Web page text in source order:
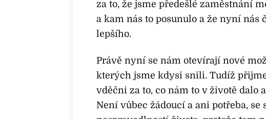
za to, že jsme předešlé zaměstnání
a kam nás to posunulo a že nyní nás
lepšího.
Právě nyní se nám otevírají nové
kterých jsme kdysi snili. Tudíž
vděčni za to, co nám to v životě dalo
Není vůbec žádoucí a ani potřeba,